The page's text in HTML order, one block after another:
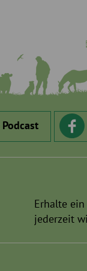
Podcast
Erhalte
jederzeit